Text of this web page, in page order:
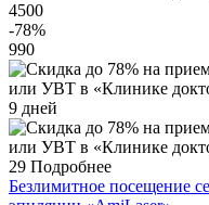
4500
-78%
990
9 дней
29 Подробнее
Безлимитное посещение